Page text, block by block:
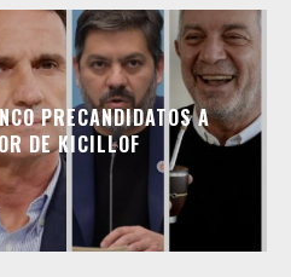
PRECANDIDATOS A
DE KICILLOF